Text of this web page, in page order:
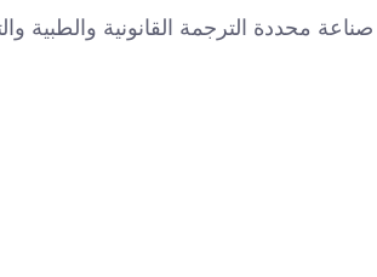
محددة الترجمة القانونية والطبية